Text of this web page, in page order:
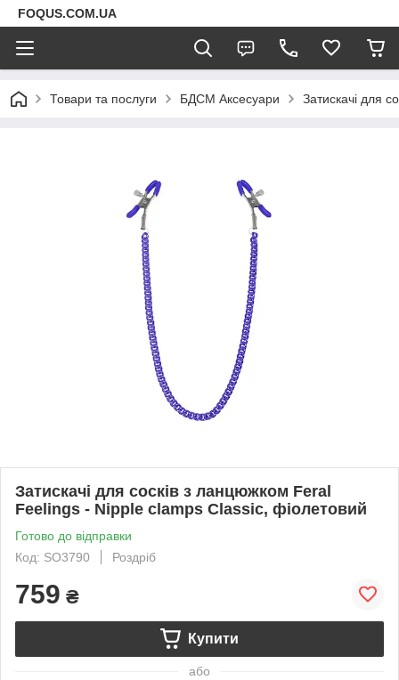
FOQUS.COM.UA
Товари та послуги БДСМ Аксесуари Затискачі для
Затискачі для сосків з ланцюжком Feral
Feelings - Nipple clamps Classic, фіолетовий
Готово до відправки
Код: SO3790
Роздріб
759 ₴
Купити
або